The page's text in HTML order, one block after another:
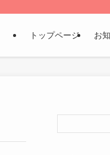
シス）】の公式販売サイト
トップページ お